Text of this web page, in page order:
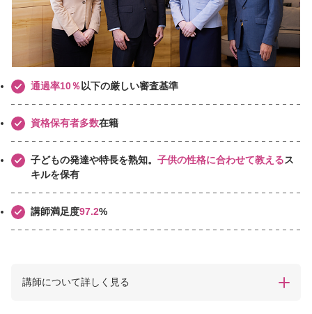
通過率10％ 以下の厳しい審査基準
資格保有者多数在籍
子どもの発達や特長を熟知。 子供の性格に合わせて教えるス
キルを保有
講師満足度97.2%
講師について詳しく見る